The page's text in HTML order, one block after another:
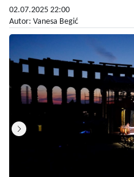
02.07.2025 22:00
Autor: Vanesa Begić